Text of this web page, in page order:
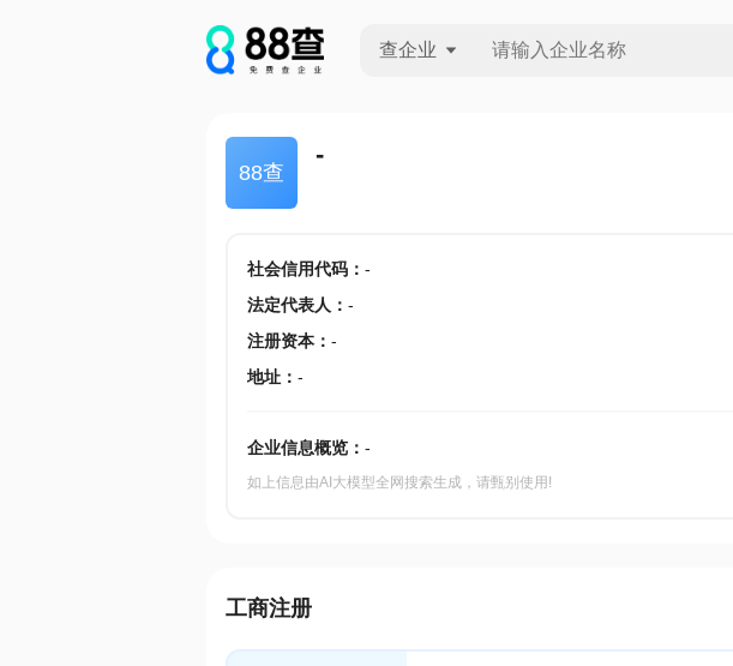
查企业
88查
-
社会信用代码： -
法定代表人 ： -
注册资本： -
地址： -
企业信息概览： -
如上信息由AI大模型全网搜索生成，请甄别使用!
工商注册